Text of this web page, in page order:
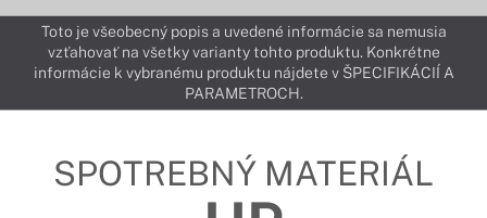
Toto je všeobecný popis a uvedené informácie sa nemusia
vzťahovať na všetky varianty tohto produktu. Konkrétne
informácie k vybranému produktu nájdete v ŠPECIFIKÁCIÍ A
PARAMETROCH.
SPOTREBNÝ MATERIÁL